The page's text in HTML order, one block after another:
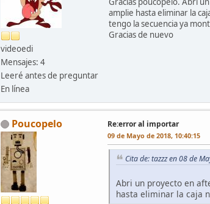
videoedi
Mensajes: 4
Leeré antes de preguntar
En línea
amplie hasta eliminar la
tengo la secuencia ya
Gracias de nuevo
Poucopelo Re:error al importar
09 de Mayo de 2018, 10:40:15
Cita de: tazzz en 08 de
Abri un proyecto en
hasta eliminar la caja